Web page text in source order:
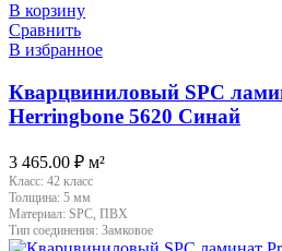
В корзину
Сравнить
В избранное
Кварцвиниловый SPC
Herringbone 5620 Синай
3 465.00 ₽ м²
Класс: 42 класс
Толщина: 5 мм
Материал: SPC, ПВХ
Тип соединения: Замковое